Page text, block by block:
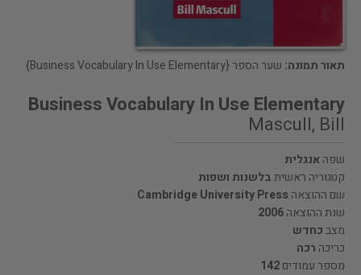
תאור תמונה: שער הספר {Business Vocabulary In Use Elementary}
Business Vocabulary In Use Elementary
Mascull, Bill
שפהאנגלית
קטגוריה ראשיתבלשנות ושפות
שם ההוצאהCambridge University Press
שנת ההוצאה2006
מצבכחדש
כריכה רכה
מספר עמודים142